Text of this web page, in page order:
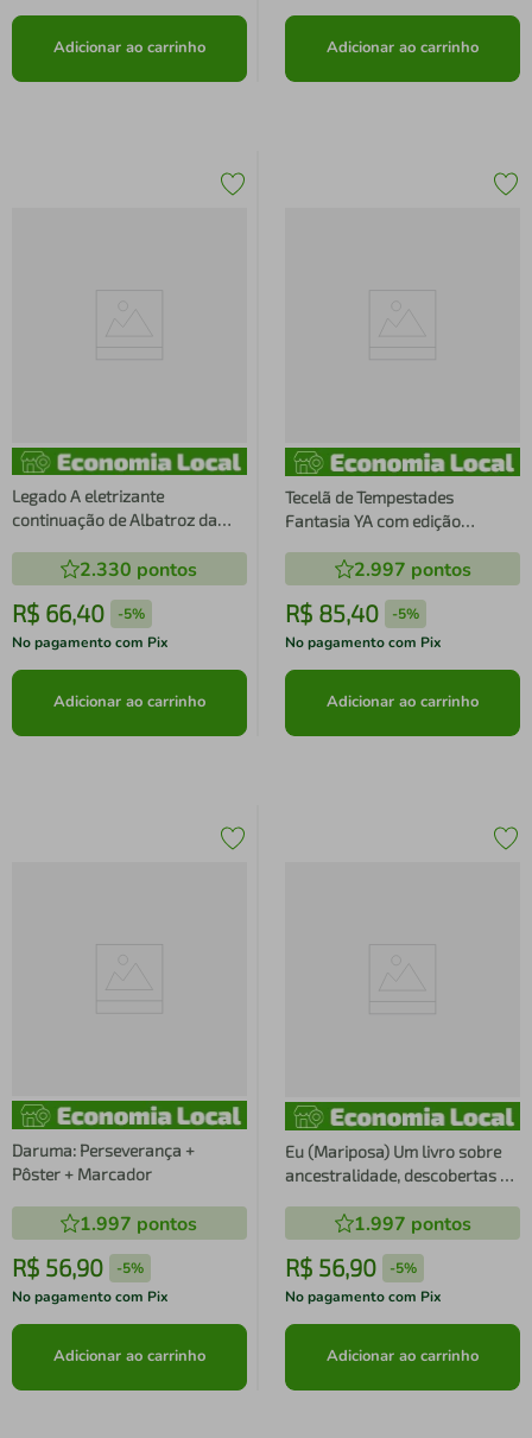
Adicionar ao carrinho Adicionar ao carrinho
Legado A eletrizante
continuação de Albatroz da
2.330 pontos
R$ 66,40 -5%
No pagamento com Pix
Adicionar ao carrinho
Tecelã de Tempestades
Fantasia YA com edição
pintura trilateral
2.997 pontos
R$ 85,40 -5%
No pagamento com Pix
Adicionar ao carrinho
Daruma: Perseverança +
Pôster + Marcador
1.997 pontos
R$ 56,90 -5%
No pagamento com Pix
Adicionar ao carrinho
Eu (Mariposa) Um livro sobre
ancestralidade, descobertas e
1.997 pontos
R$ 56,90 -5%
No pagamento com Pix
Adicionar ao carrinho